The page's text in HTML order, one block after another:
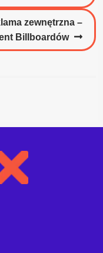
zewnętrzna –
Billboardów